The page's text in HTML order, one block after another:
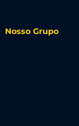
Nosso Grupo